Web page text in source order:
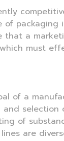
of
that a
must
of a
and
of
are